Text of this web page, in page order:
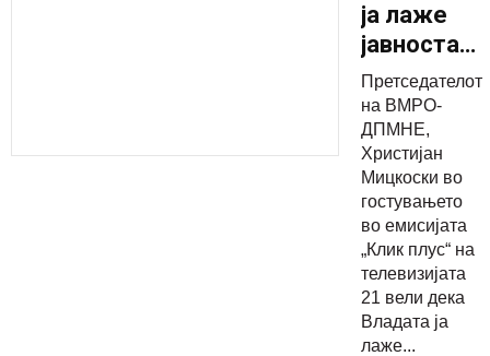
ја лаже
јавноста
за
висината
на
државниот
долг кој е
драстично
поголем
Претседателот
на ВМРО-
ДПМНЕ,
Христијан
Мицкоски во
гостувањето
во емисијата
„Клик плус“ на
телевизијата
21 вели дека
Владата ја
лаже...